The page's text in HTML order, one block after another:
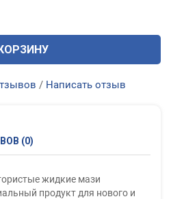
/ Написать отзыв
(0)
жидкие мази
продукт для нового и